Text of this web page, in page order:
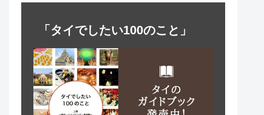
「タイでしたい100のこと」